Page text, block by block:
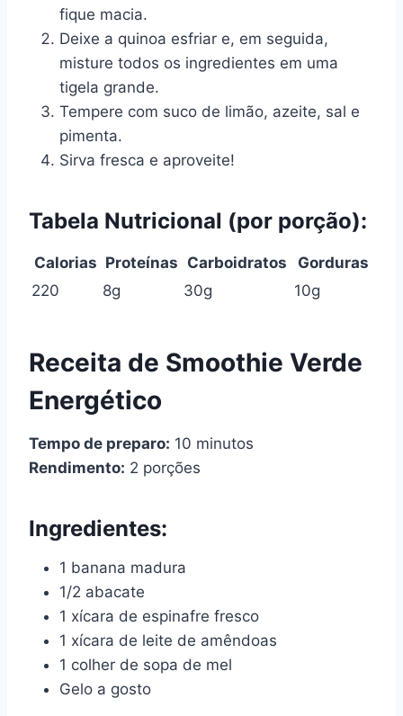
fique macia.
Deixe a quinoa esfriar e, em seguida,
misture todos os ingredientes em uma
tigela grande.
Tempere com suco de limão, azeite, sal e
pimenta.
Sirva fresca e aproveite!
Tabela Nutricional (por porção):
Calorias Proteínas Carboidratos
Gorduras
220
8g 30g 10g
Receita de Smoothie Verde
Energético
Tempo de preparo: 10 minutos
Rendimento: 2 porções
Ingredientes:
1 banana madura
1/2 abacate
1 xícara de espinafre fresco
1 xícara de leite de amêndoas
1 colher de sopa de mel
Gelo a gosto